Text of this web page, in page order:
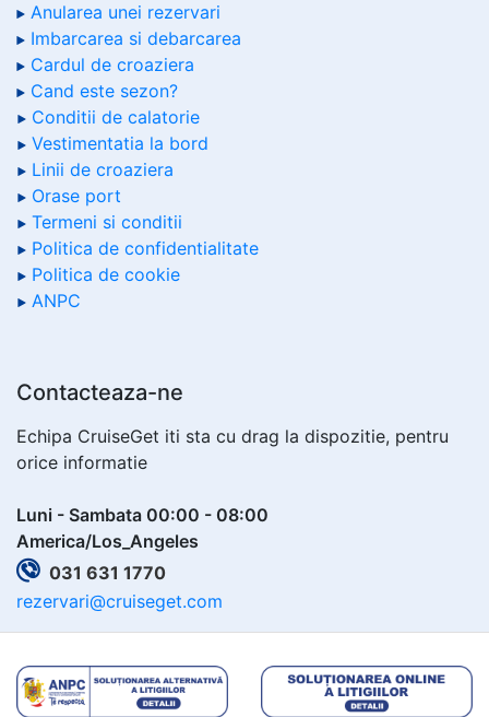
Anularea unei rezervari
Imbarcarea si debarcarea
Cardul de croaziera
Cand este sezon?
Conditii de calatorie
Vestimentatia la bord
Linii de croaziera
Orase port
Termeni si conditii
Politica de confidentialitate
Politica de cookie
ANPC
Contacteaza-ne
Echipa CruiseGet iti sta cu drag la dispozitie, pentru
orice informatie
Luni - Sambata 00:00 - 08:00
America/Los_Angeles
031 631 1770
rezervari@cruiseget.com